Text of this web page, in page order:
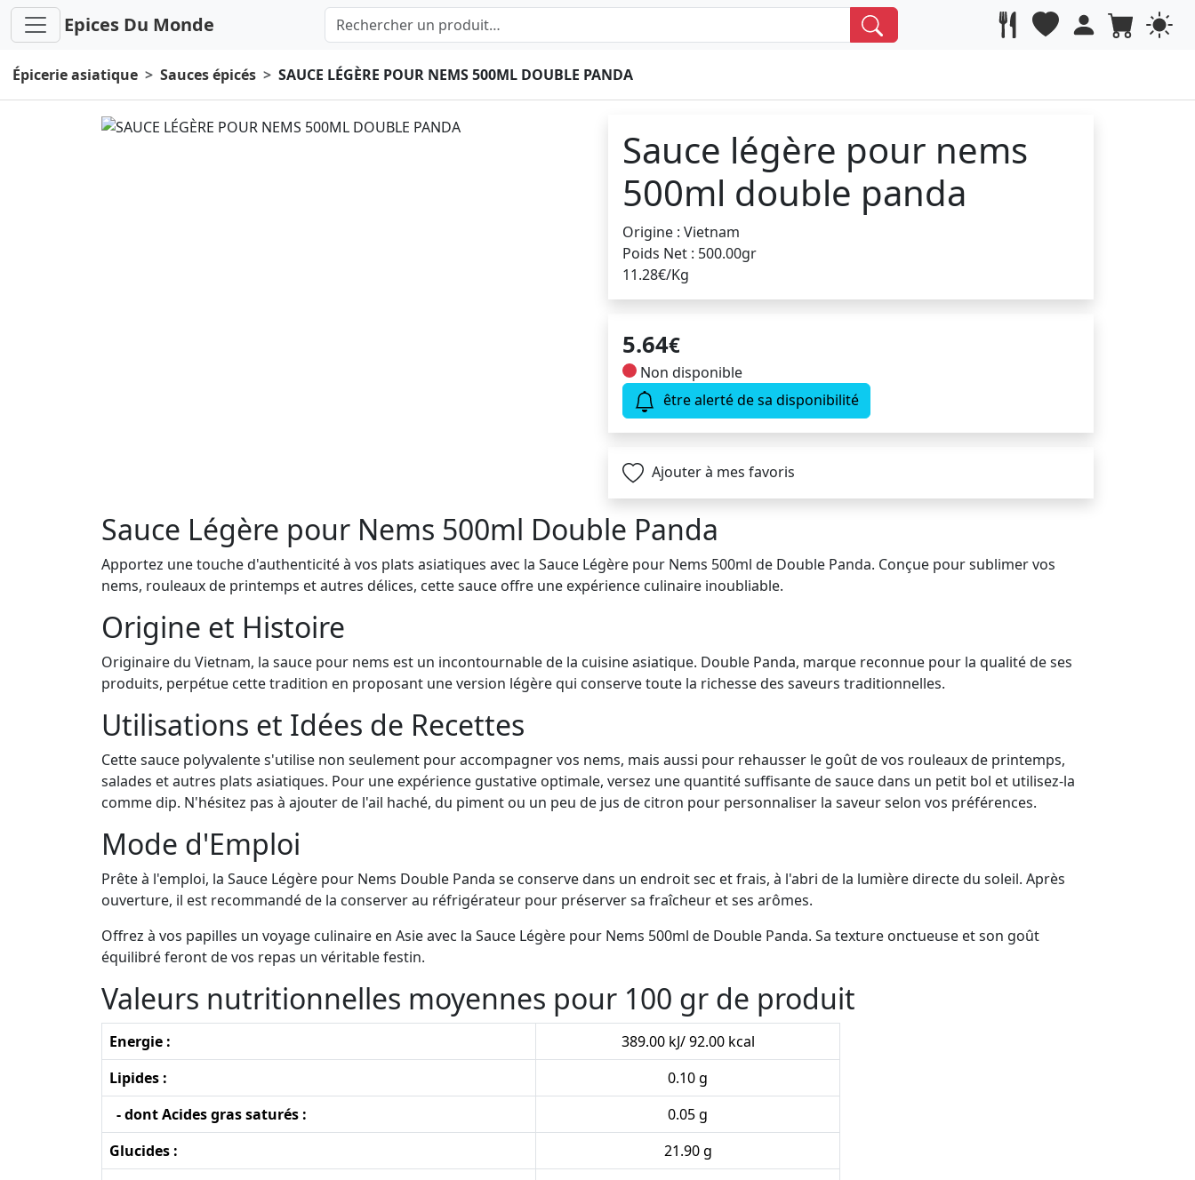
Epices Du Monde
Épicerie asiatique Sauces épicés SAUCE LÉGÈRE POUR NEMS 500ML DOUBLE PANDA
Sauce légère pour nems
500ml double panda
Origine : Vietnam
Poids Net : 500.00gr
11.28€/Kg
5.64€
Non disponible
être alerté de sa disponibilité
Ajouter à mes favoris
Sauce Légère pour Nems 500ml Double Panda
Apportez une touche d'authenticité à vos plats asiatiques avec la Sauce Légère pour Nems 500ml de Double Panda. Conçue pour sublimer vos
nems, rouleaux de printemps et autres délices, cette sauce offre une expérience culinaire inoubliable.
Origine et Histoire
Originaire du Vietnam, la sauce pour nems est un incontournable de la cuisine asiatique. Double Panda, marque reconnue pour la qualité de ses
produits, perpétue cette tradition en proposant une version légère qui conserve toute la richesse des saveurs traditionnelles.
Utilisations et Idées de Recettes
Cette sauce polyvalente s'utilise non seulement pour accompagner vos nems, mais aussi pour rehausser le goût de vos rouleaux de printemps,
salades et autres plats asiatiques. Pour une expérience gustative optimale, versez une quantité suffisante de sauce dans un petit bol et utilisez-la
comme dip. N'hésitez pas à ajouter de l'ail haché, du piment ou un peu de jus de citron pour personnaliser la saveur selon vos préférences.
Mode d'Emploi
Prête à l'emploi, la Sauce Légère pour Nems Double Panda se conserve dans un endroit sec et frais, à l'abri de la lumière directe du soleil. Après
ouverture, il est recommandé de la conserver au réfrigérateur pour préserver sa fraîcheur et ses arômes.
Offrez à vos papilles un voyage culinaire en Asie avec la Sauce Légère pour Nems 500ml de Double Panda. Sa texture onctueuse et son goût
équilibré feront de vos repas un véritable festin.
Valeurs nutritionnelles moyennes pour 100 gr de produit
Energie :
389.00 kJ/ 92.00 kcal
Lipides :
0.10 g
- dont Acides gras saturés :
0.05 g
Glucides :
21.90 g